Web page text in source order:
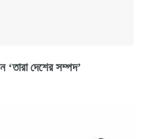
‘তারা দেশের সম্পদ’